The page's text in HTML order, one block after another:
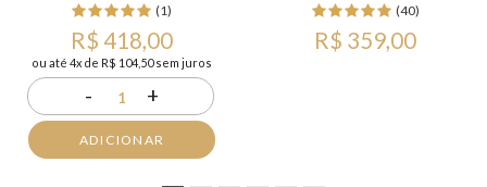
(1)
R$ 418,00
ou até 4x de R$ 104,50 sem juros
- 1 +
ADICIONAR
(40)
R$ 359,00